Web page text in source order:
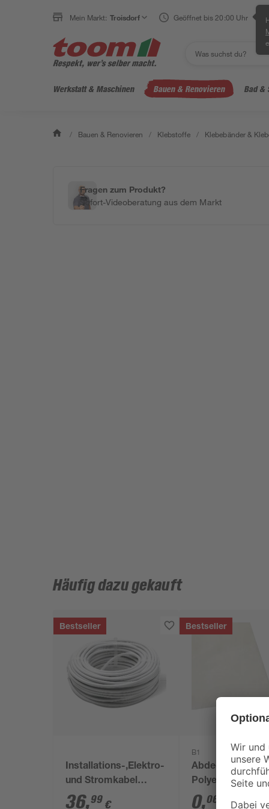
Mein Markt: Troisdorf Geöffnet bis 20:00 Uhr
Werkstatt & Maschinen Bauen & Renovieren Bad &
/ Bauen & Renovieren / Klebstoffe / Klebebänder &
Fragen zum Produkt?
Sofort-Videoberatung aus dem Markt
Häufig dazu gekauft
Bestseller
Installations-,Elektro-
und Stromkabel
NYM-J 3x1,5mm² 50
36,99 €
Bestseller
B1
Abdeckplane
Polyethylen
transparent 4 x 5
0,06
/ m²